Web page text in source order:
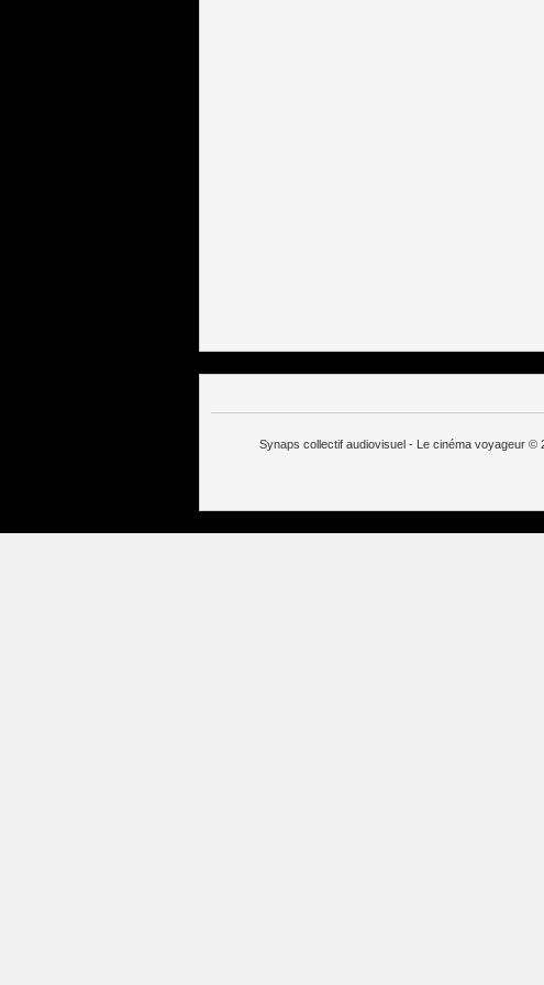
Synaps collectif audiovisuel - Le cinéma voyageur